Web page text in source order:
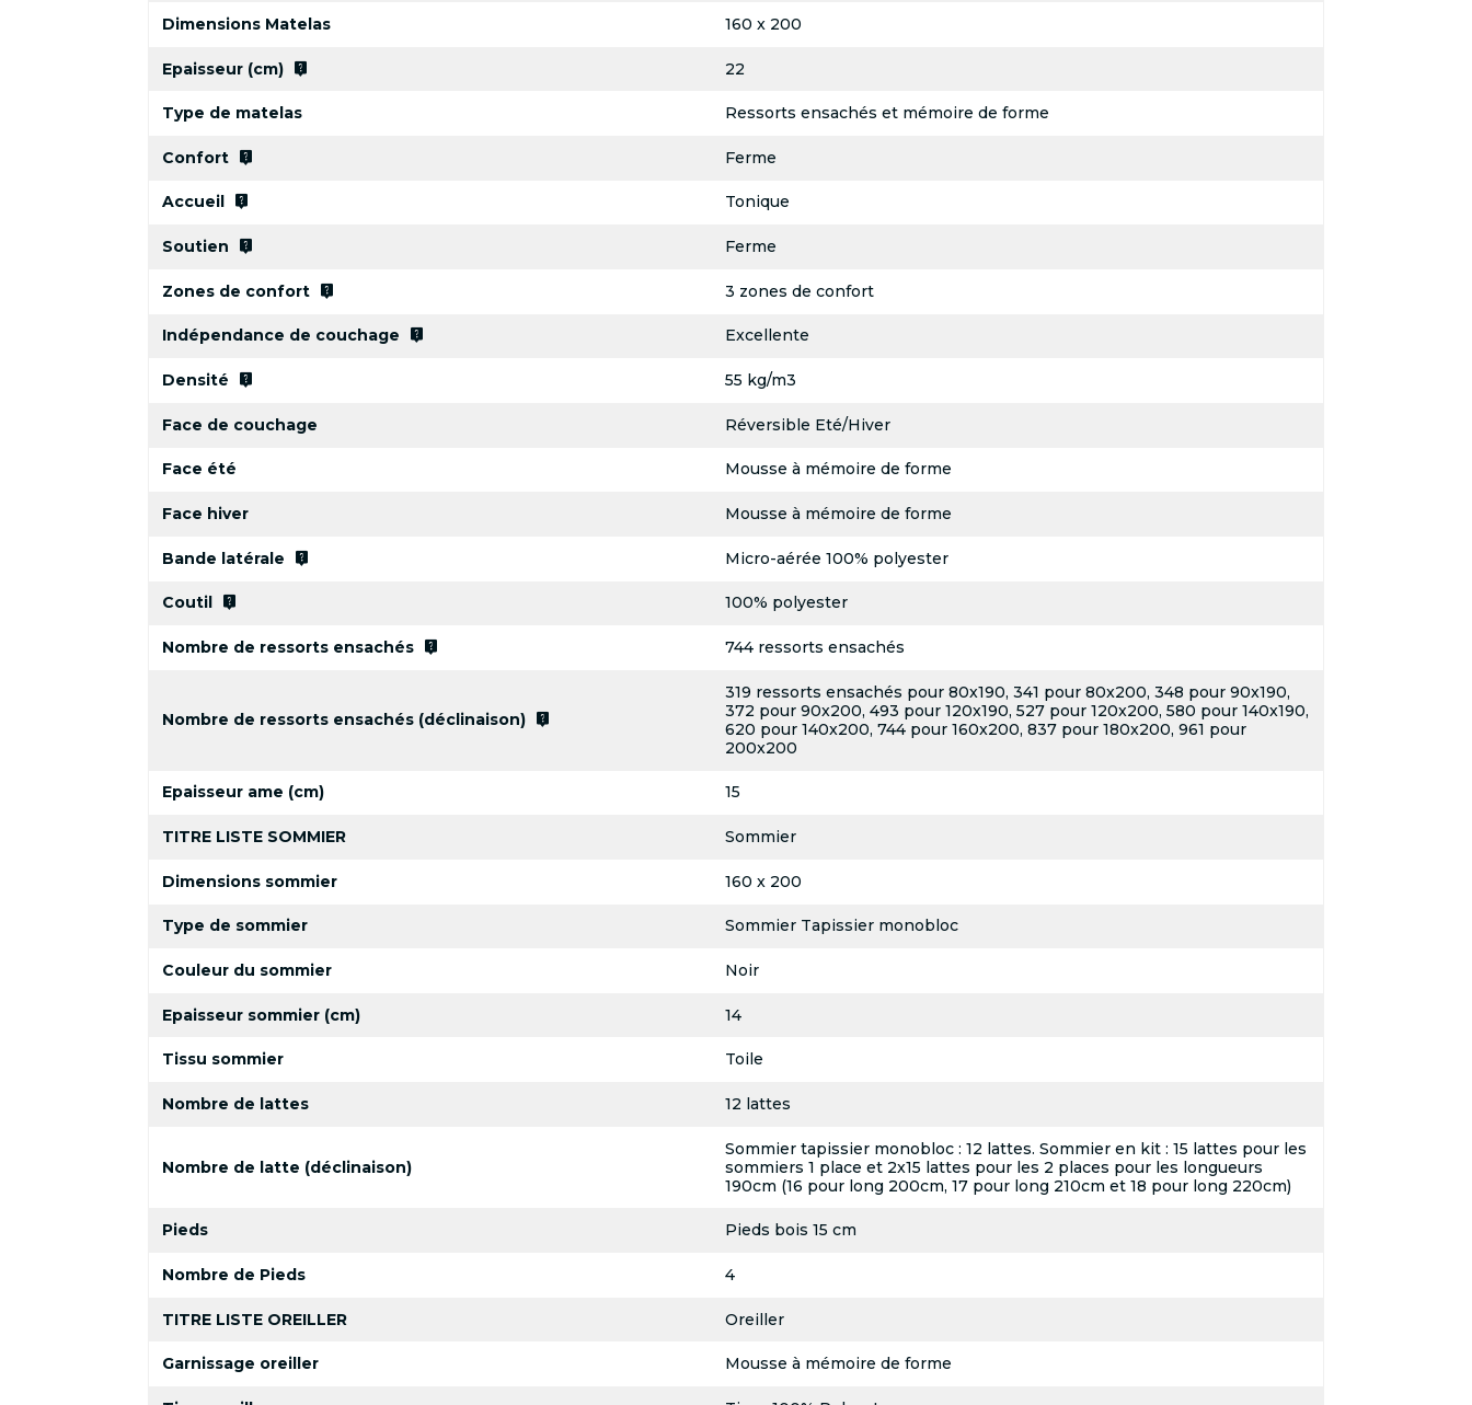
Dimensions Matelas 160 x 200
Epaisseur (cm) live_help 22
Type de matelas Ressorts ensachés et mémoire de forme
Confort live_help Ferme
Accueil live_help Tonique
Soutien live_help Ferme
Zones de confort live_help 3 zones de confort
Indépendance de couchage live_help Excellente
Densité live_help 55 kg/m3
Face de couchage Réversible Eté/Hiver
Face été Mousse à mémoire de forme
Face hiver Mousse à mémoire de forme
Bande latérale live_help Micro-aérée 100% polyester
Coutil live_help 100% polyester
Nombre de ressorts ensachés live_help 744 ressorts ensachés
Nombre de ressorts ensachés (déclinaison) live_help
319 ressorts ensachés pour 80x190, 341 pour 80x200, 348 pour 90x190,
372 pour 90x200, 493 pour 120x190, 527 pour 120x200, 580 pour 140x190,
620 pour 140x200, 744 pour 160x200, 837 pour 180x200, 961 pour
200x200
Epaisseur ame (cm) 15
TITRE LISTE SOMMIER Sommier
Dimensions sommier 160 x 200
Type de sommier Sommier Tapissier monobloc
Couleur du sommier Noir
Epaisseur sommier (cm) 14
Tissu sommier Toile
Nombre de lattes 12 lattes
Nombre de latte (déclinaison)
Sommier tapissier monobloc : 12 lattes. Sommier en kit : 15 lattes pour les
sommiers 1 place et 2x15 lattes pour les 2 places pour les longueurs
190cm (16 pour long 200cm, 17 pour long 210cm et 18 pour long 220cm)
Pieds Pieds bois 15 cm
Nombre de Pieds 4
TITRE LISTE OREILLER Oreiller
Garnissage oreiller Mousse à mémoire de forme